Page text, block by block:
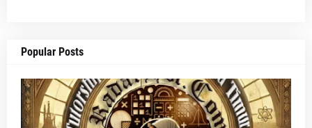
Popular Posts